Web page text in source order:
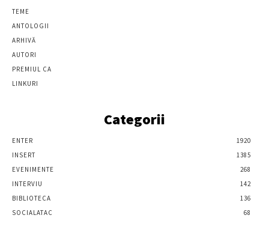
TEME
ANTOLOGII
ARHIVĂ
AUTORI
PREMIUL CA
LINKURI
Categorii
ENTER
1920
INSERT
1385
EVENIMENTE
268
INTERVIU
142
BIBLIOTECA
136
SOCIALATAC
68